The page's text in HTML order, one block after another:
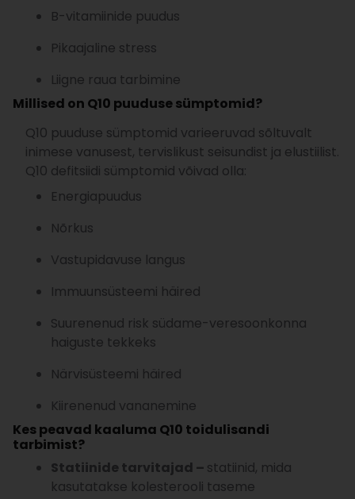
B-vitamiinide puudus
Pikaajaline stress
Liigne raua tarbimine
Millised on Q10 puuduse sümptomid?
Q10 puuduse sümptomid varieeruvad sõltuvalt
inimese vanusest, tervislikust seisundist ja elustiilist.
Q10 defitsiidi sümptomid võivad olla:
Energiapuudus
Nõrkus
Vastupidavuse langus
Immuunsüsteemi häired
Suurenenud risk südame-veresoonkonna
haiguste tekkeks
Närvisüsteemi häired
Kiirenenud vananemine
Kes peavad kaaluma Q10 toidulisandi
tarbimist?
Statiinide tarvitajad – statiinid, mida
kasutatakse kolesterooli taseme